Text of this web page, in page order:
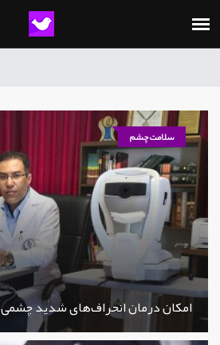
سلامت چشم
امکان درمان انحراف‌های شدید چشمی